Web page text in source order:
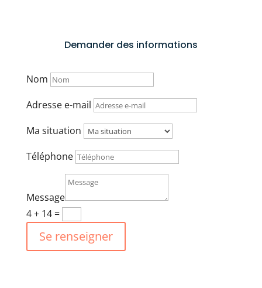
Demander des informations
Nom
Adresse e-mail
Ma situation
Téléphone
Message
4 + 14=
Se renseigner